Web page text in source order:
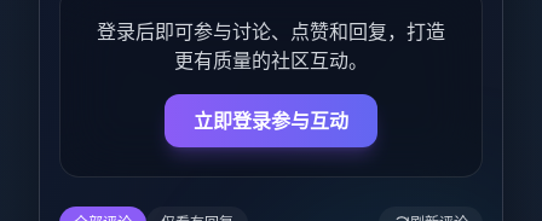
登录后即可参与讨论、点赞和回复，打造
更有质量的社区互动。
立即登录参与互动